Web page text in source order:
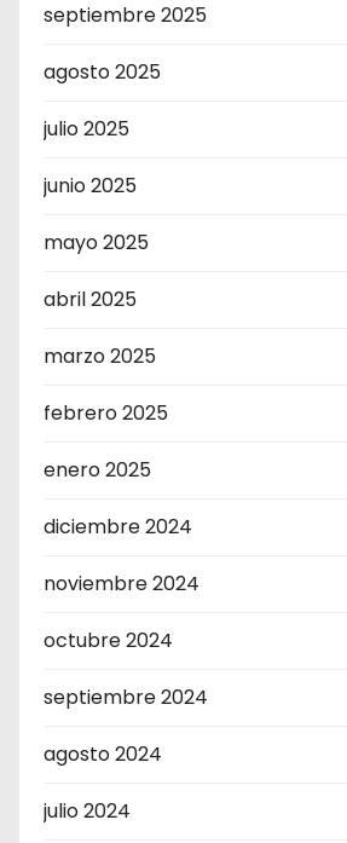
septiembre 2025
agosto 2025
julio 2025
junio 2025
mayo 2025
abril 2025
marzo 2025
febrero 2025
enero 2025
diciembre 2024
noviembre 2024
octubre 2024
septiembre 2024
agosto 2024
julio 2024